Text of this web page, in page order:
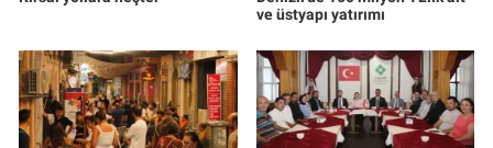
ve üstyapı yatırımı